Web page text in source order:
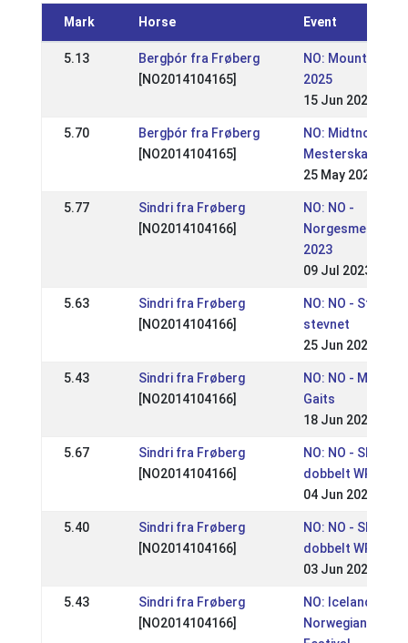
Mark Horse Event
5.13
Bergþór fra Frøberg
[NO2014104165]
NO: Mountain
2025
15 Jun 2025
5.70
Bergþór fra Frøberg
[NO2014104165]
NO: Midtnorsk
Mesterskap 2025
25 May 2025
5.77
Sindri fra Frøberg
[NO2014104166]
NO: NO -
2023
09 Jul 2023
5.63
Sindri fra Frøberg
[NO2014104166]
NO: NO - St.
stevnet
25 Jun 2023
5.43
Sindri fra Frøberg
[NO2014104166]
NO: NO -
Gaits
18 Jun 2023
5.67
Sindri fra Frøberg
[NO2014104166]
NO: NO - Sleipnir
dobbelt WR
04 Jun 2023
5.40
Sindri fra Frøberg
[NO2014104166]
NO: NO - Sleipnir
dobbelt WR
03 Jun 2023
5.43
Sindri fra Frøberg
[NO2014104166]
NO: Icelandic
Norwegian Horse